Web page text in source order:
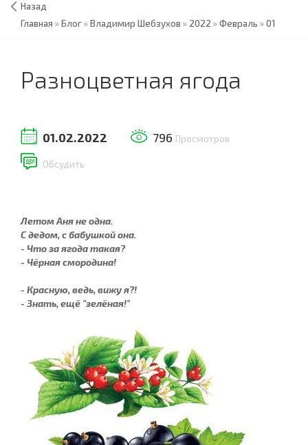
Назад
Главная »Блог»Владимир Шебзухов » 2022 »Февраль »01
Разноцветная ягода
01.02.2022 796 Просмотров
Обсудить
Летом Аня не одна.
С дедом, с бабушкой она.
- Что за ягода такая?
- Чёрная смородина!
- Красную, ведь, вижу я?!
- Знать, ещё "зелёная!"